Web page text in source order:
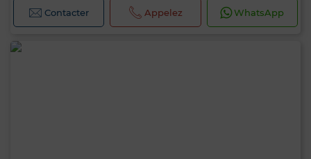
Contacter Appelez WhatsApp